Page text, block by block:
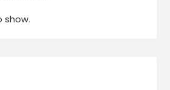
show.